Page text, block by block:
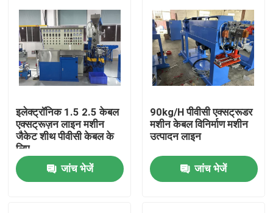
इलेक्ट्रॉनिक 1.5 2.5 केबल
एक्सट्रूज़न लाइन मशीन
जैकेट शीथ पीवीसी केबल के
लिए
जांच भेजें
90kg/H पीवीसी एक्सट्रूडर
मशीन केबल विनिर्माण मशीन
उत्पादन लाइन
जांच भेजें